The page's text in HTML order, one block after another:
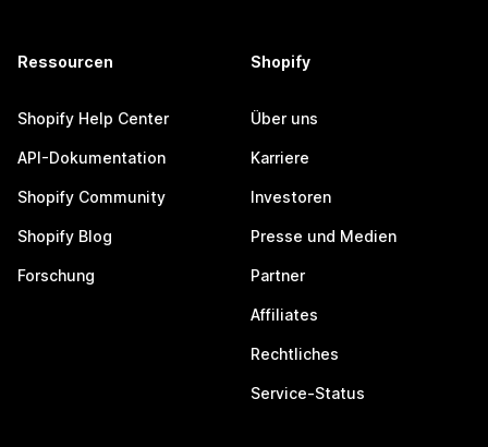
Ressourcen
Shopify Help Center
API-Dokumentation
Shopify Community
Shopify Blog
Forschung
Shopify
Über uns
Karriere
Investoren
Presse und Medien
Partner
Affiliates
Rechtliches
Service-Status